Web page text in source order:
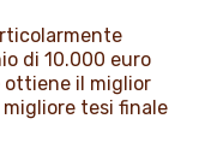
di 10.000 euro
ottiene il miglior
tesi finale